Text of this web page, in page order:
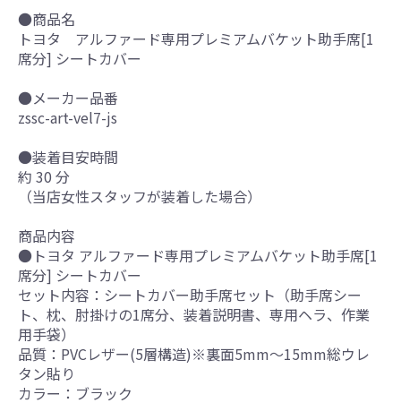
●商品名
トヨタ アルファード専用プレミアムバケット助手席[1
席分] シートカバー
●メーカー品番
zssc-art-vel7-js
●装着目安時間
約 30 分
（当店女性スタッフが装着した場合）
商品内容
●トヨタ アルファード専用プレミアムバケット助手席[1
席分] シートカバー
セット内容：シートカバー助手席セット（助手席シー
ト、枕、肘掛けの1席分、装着説明書、専用ヘラ、作業
用手袋）
品質：PVCレザー(5層構造)※裏面5mm～15mm総ウレ
タン貼り
カラー：ブラック